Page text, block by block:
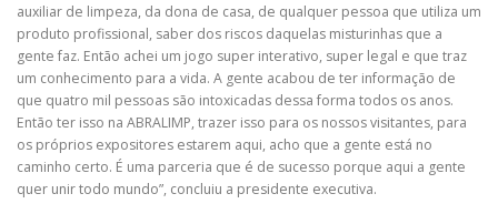
auxiliar de limpeza, da dona de casa, de qualquer pessoa que utiliza um
produto profissional, saber dos riscos daquelas misturinhas que a
gente faz. Então achei um jogo super interativo, super legal e que traz
um conhecimento para a vida. A gente acabou de ter informação de
que quatro mil pessoas são intoxicadas dessa forma todos os anos.
Então ter isso na ABRALIMP, trazer isso para os nossos visitantes, para
os próprios expositores estarem aqui, acho que a gente está no
caminho certo. É uma parceria que é de sucesso porque aqui a gente
quer unir todo mundo”, concluiu a presidente executiva.